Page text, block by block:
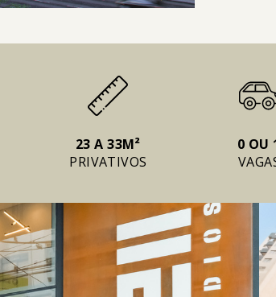
23 A 33M²
PRIVATIVOS
0 OU